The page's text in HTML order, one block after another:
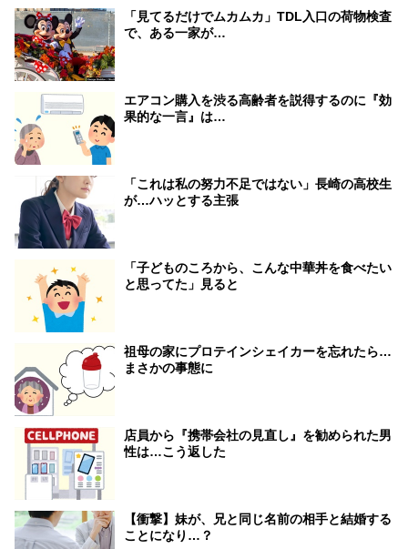
「見てるだけでムカムカ」TDL入口の荷物検査
で、ある一家が…
エアコン購入を渋る高齢者を説得するのに『効
果的な一言』は…
「これは私の努力不足ではない」長崎の高校生
が…ハッとする主張
「子どものころから、こんな中華丼を食べたい
と思ってた」見ると
祖母の家にプロテインシェイカーを忘れたら…
まさかの事態に
店員から『携帯会社の見直し』を勧められた男
性は…こう返した
【衝撃】妹が、兄と同じ名前の相手と結婚する
ことになり…？